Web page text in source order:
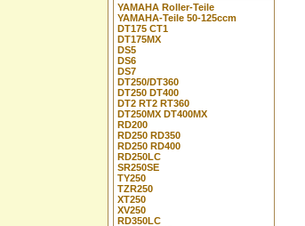
YAMAHA Roller-Teile
YAMAHA-Teile 50-125ccm
DT175 CT1
DT175MX
DS5
DS6
DS7
DT250/DT360
DT250 DT400
DT2 RT2 RT360
DT250MX DT400MX
RD200
RD250 RD350
RD250 RD400
RD250LC
SR250SE
TY250
TZR250
XT250
XV250
RD350LC